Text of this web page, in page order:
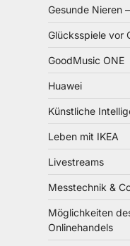
Gesunde Nieren
Glücksspiele vor
GoodMusic ONE
Huawei
Künstliche
Leben mit IKEA
Livestreams
Messtechnik &
Möglichkeiten
Onlinehandels